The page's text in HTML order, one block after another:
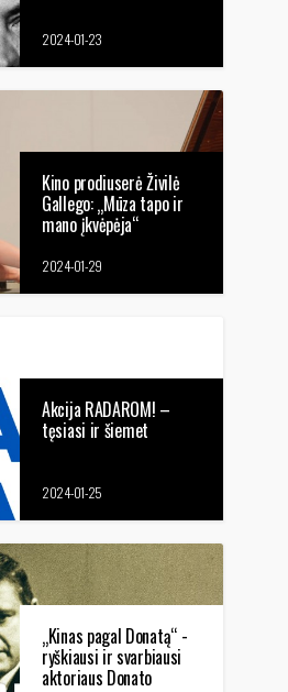
2024-01-23
Kino prodiuserė Živilė
Gallego: „Mūza tapo ir
mano įkvėpėja“
2024-01-29
Akcija RADAROM! –
tęsiasi ir šiemet
2024-01-25
„Kinas pagal Donatą“ -
ryškiausi ir svarbiausi
aktoriaus Donato